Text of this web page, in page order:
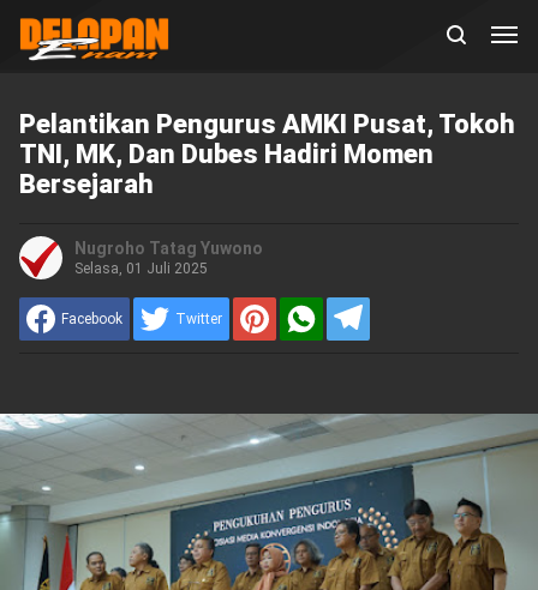
Pelantikan Pengurus AMKI Pusat, Tokoh
TNI, MK, Dan Dubes Hadiri Momen
Bersejarah
Nugroho Tatag Yuwono
Selasa, 01 Juli 2025
Facebook Twitter